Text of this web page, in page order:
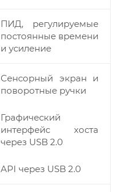
ПИД, регулируемые
постоянные времени
и усиление
Сенсорный экран и
поворотные ручки
Графический
интерфейс хоста
через USB 2.0
API через USB 2.0